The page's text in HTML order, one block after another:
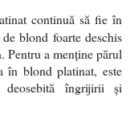
continuă să fie în
blond foarte deschis
Pentru a menține părul
în blond platinat, este
îngrijirii și